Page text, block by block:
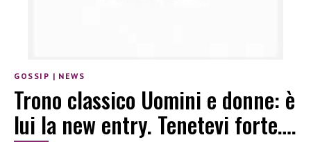
GOSSIP | NEWS
Trono classico Uomini e donne: è
lui la new entry. Tenetevi forte….